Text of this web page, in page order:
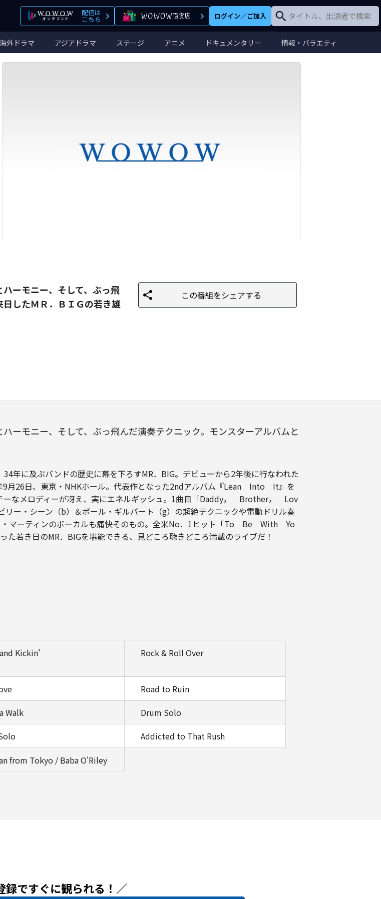
配信は
こちら ログイン／ご加入
海外ドラマ アジアドラマ ステージ アニメ ドキュメンタリー 情報・バラエティ
ーモニー、そして、ぶっ飛
したＭＲ．ＢＩＧの若き雄
この番組をシェアする
ーモニー、そして、ぶっ飛んだ演奏テクニック。モンスターアルバムと
年に及ぶバンドの歴史に幕を下ろすMR．BIG。デビューから2年後に行なわれた
9月26日、東京・NHKホール。代表作となった2ndアルバム『Lean Into It』を
ーなメロディーが冴え、実にエネルギッシュ。1曲目「Daddy， Brother， Lov
ーン（b）＆ポール・ギルバート（g）の超絶テクニックや電動ドリル奏
・マーティンのボーカルも痛快そのもの。全米No．1ヒット「To Be With Yo
若き日のMR．BIGを堪能できる、見どころ聴きどころ満載のライブだ！
Kickin' Rock & Roll Over
Road to Ruin
Walk
Drum Solo
Addicted to That Rush
from Tokyo / Baba O'Riley
録ですぐに観られる！／